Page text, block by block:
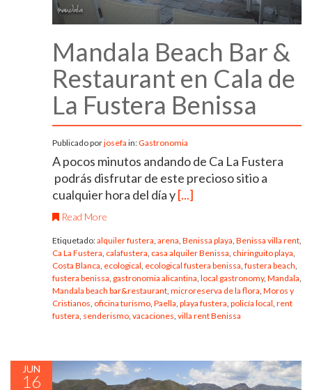
Mandala Beach Bar &
Restaurant en Cala de
La Fustera Benissa
Publicado porjosefa in:Gastronomia
A pocos minutos andando de Ca La Fustera
podrás disfrutar de este precioso sitio a
cualquier hora del día y[...]
Read More
Etiquetado:alquiler fustera, arena, Benissa playa, Benissa villa rent,
Ca La Fustera, calafustera, casa alquiler Benissa, chiringuito playa,
Costa Blanca, ecological, ecological fustera benissa, fustera beach,
fustera benissa, gastronomia alicantina, local gastronomy, Mandala,
Mandala beach bar&restaurant, microreserva de la flora, Moros y
Cristianos, oficina turismo, Paella, playa fustera, policía local, rent
fustera, senderismo, vacaciones, villa rent Benissa
JUN
16